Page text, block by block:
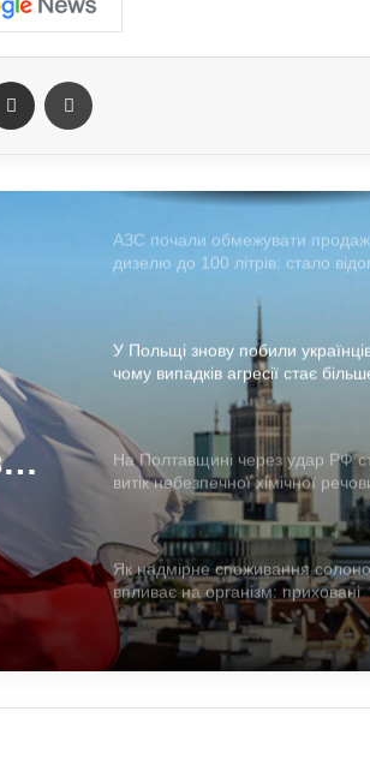
Отправить e-mail
Умєрова звільнили з посади
дизелю до 100 літрів: стало
У Польщі знову побили
чому випадків агресії стає
що про це говорять експерти
На Полтавщині через удар РФ
витік небезпечної хімічної
що вже відомо
Як надмірне споживання
впливає на організм: приховані
ризики для здоров’я
Чому квартири в Україні стають
мішенню злочинців: схеми, про
варто знати
Прогноз магнітних бур на 1–2